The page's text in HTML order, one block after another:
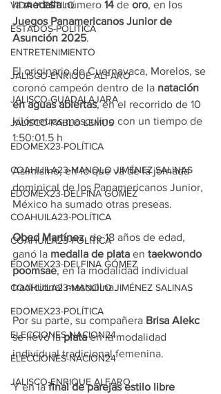
VIDA Y ESTILO
ESTADOS-POLÍTICA
ENTRETENIMIENTO
JALISCO-ENRIQUE ALFARO
JALISCO-GUADALAJARA
JALISCO-PABLO LEMUS
EDOMEX23-POLÍTICA
COAHUILA23-MANOLO JIMÉNEZ SALINAS
EDOMEX23-DELFINA GÓMEZ
COAHUILA23-POLÍTICA
COAHUILA23-POLÍTICA
EDOMEX23-DELFINA GÓMEZ
COAHUILA23-MANOLO JIMÉNEZ SALINAS
EDOMEX23-POLÍTICA
ELECCIONES-NACION24
ELECCIONES-NACION24
JALISCO-ENRIQUE ALFARO
la medalla número 14 de oro, en los
Juegos Panamericanos Junior de
Asunción 2025.
El originario de Cuernavaca, Morelos, se
coronó campeón dentro de la natación
en aguas abiertas, en el recorrido de 10
kilómetros masculino con un tiempo de
1:50:01.5 h
Asimismo, en lo que va de la jornada
dominical de los Panamericanos Junior,
México ha sumado otras preseas.
Obed Martínez, de 18 años de edad,
ganó la medalla de plata en taekwondo
poomsae, en la modalidad individual
tradicional masculina.
Por su parte, su compañera Brisa Alekc
se llevó la plata en la modalidad
individual tradicional femenina.
Y en la final de parejas estilo libre